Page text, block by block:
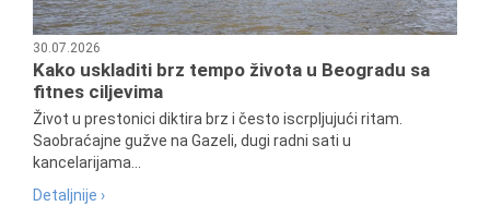
30.07.2026
Kako uskladiti brz tempo života u Beogradu sa
fitnes ciljevima
Život u prestonici diktira brz i često iscrpljujući ritam.
Saobraćajne gužve na Gazeli, dugi radni sati u
kancelarijama...
Detaljnije ›